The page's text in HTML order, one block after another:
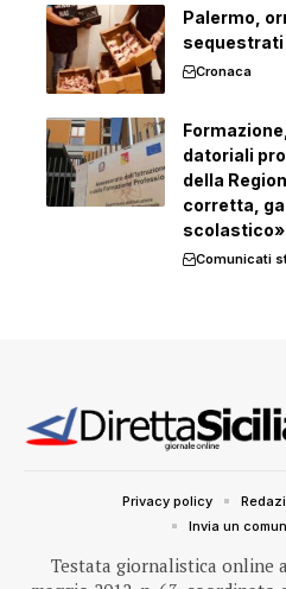
Palermo,
sequestrati
Cronaca
datoriali
della
corretta,
scolastico»
Comunicati
Testata giornalistica online
Privacy policy
Invia un